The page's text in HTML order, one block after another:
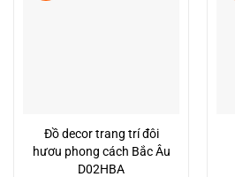
Đồ decor trang trí đôi
hươu phong cách Bắc Âu
D02HBA